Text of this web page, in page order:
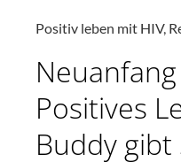
Positiv leben mit HIV,
Positives
Buddy